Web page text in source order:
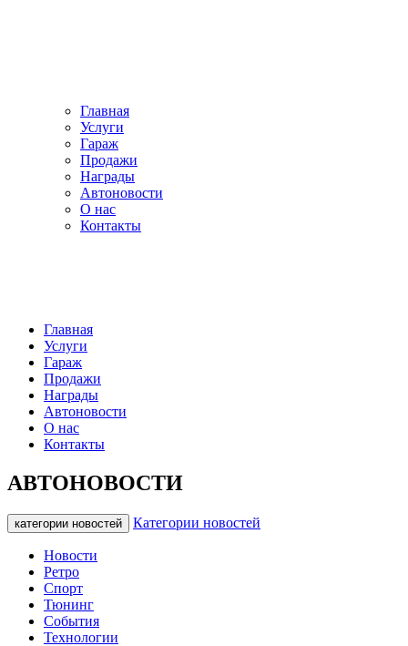
Главная
Услуги
Гараж
Продажи
Награды
Автоновости
О нас
Контакты
Главная
Услуги
Гараж
Продажи
Награды
Автоновости
О нас
Контакты
АВТОНОВОСТИ
категории новостей Категории новостей
Новости
Ретро
Спорт
Тюнинг
События
Технологии